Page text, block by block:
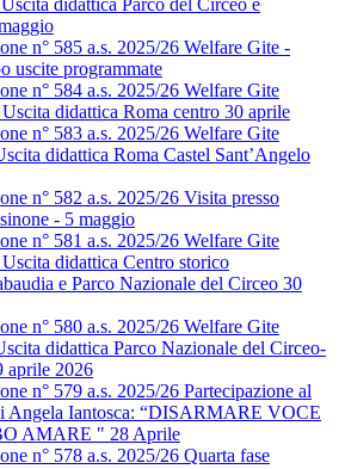
didattica Parco del Circeo e
n° 585 a.s. 2025/26 Welfare Gite -
uscite programmate
n° 584 a.s. 2025/26 Welfare Gite
didattica Roma centro 30 aprile
n° 583 a.s. 2025/26 Welfare Gite
didattica Roma Castel Sant’Angelo
n° 582 a.s. 2025/26 Visita presso
- 5 maggio
n° 581 a.s. 2025/26 Welfare Gite
didattica Centro storico
e Parco Nazionale del Circeo 30
n° 580 a.s. 2025/26 Welfare Gite
didattica Parco Nazionale del Circeo-
aprile 2026
n° 579 a.s. 2025/26 Partecipazione al
Angela Iantosca: “DISARMARE VOCE
AMARE " 28 Aprile
n° 578 a.s. 2025/26 Quarta fase